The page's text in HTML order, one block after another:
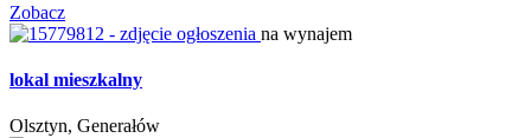
Zobacz
na wynajem
lokal mieszkalny
Olsztyn, Generałów